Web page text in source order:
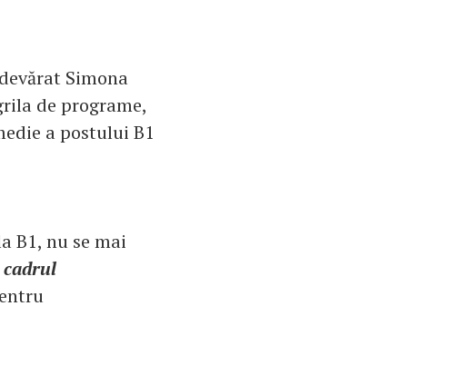
Simona
de programe,
a postului B1
B1, nu se mai
cadrul